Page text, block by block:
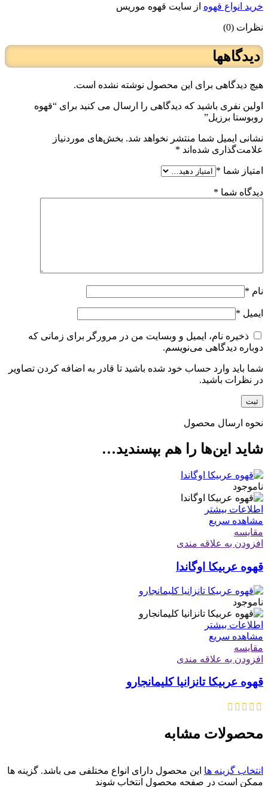
خرید انواع قهوه از سایت قهوه موریس
نظرات (0)
دیدگاهها
هیچ دیدگاهی برای این محصول نوشته نشده است.
اولین نفری باشید که دیدگاهی را ارسال می کنید برای “قهوه
روبوستا برزیل”
نشانی ایمیل شما منتشر نخواهد شد. بخش‌های موردنیاز
علامت‌گذاری شده‌اند *
امتیاز شما *
دیدگاه شما *
نام *
ایمیل *
ذخیره نام، ایمیل و وبسایت من در مرورگر برای زمانی که
دوباره دیدگاهی می‌نویسم.
شما باید وارد حساب خود شده باشید تا قادر به اضافه کردن تصاویر
در نظرات باشید.
نحوه ارسال محصول
شاید این‌ها را هم بپسندید…
ناموجود
اطلاعات بیشتر
مشاهده سریع
مقایسه
افزودن به علاقه مندی
قهوه عربیکا اوگاندا
ناموجود
اطلاعات بیشتر
مشاهده سریع
مقایسه
افزودن به علاقه مندی
قهوه عربیکا تانزانیا کلیمانجارو
محصولات مشابه
انتخاب گزینه ها این محصول دارای انواع مختلفی می باشد. گزینه ها
ممکن است در صفحه محصول انتخاب شوند